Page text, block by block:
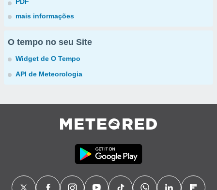
mais informações
O tempo no seu Site
Widget de O Tempo
API de Meteorologia